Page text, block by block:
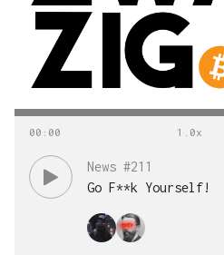
00 : 00
News #211
Go F**k Yourself!